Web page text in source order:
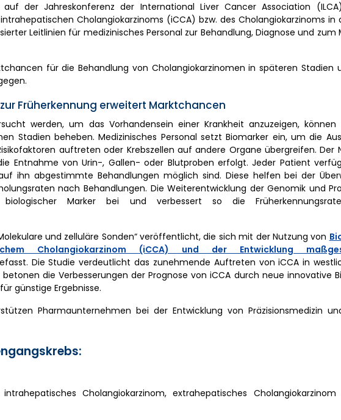
der Jahreskonferenz der International Liver Cancer Association
Cholangiokarzinoms (iCCA) bzw. des Cholangiokarzinoms in
Leitlinien für medizinisches Personal zur Behandlung, Diagnose und
für die Behandlung von Cholangiokarzinomen in späteren Stadien
Früherkennung erweitert Marktchancen
werden, um das Vorhandensein einer Krankheit anzuzeigen,
Stadien beheben. Medizinisches Personal setzt Biomarker ein, um die
auftreten oder Krebszellen auf andere Organe übergreifen. Der
Entnahme von Urin-, Gallen- oder Blutproben erfolgt. Jeder Patient
ihn abgestimmte Behandlungen möglich sind. Diese helfen bei der
nach Behandlungen. Die Weiterentwicklung der Genomik und
Marker bei und verbessert so die
und zelluläre Sonden“ veröffentlicht, die sich mit der Nutzung von
Cholangiokarzinom (iCCA) und der Entwicklung
Die Studie verdeutlicht das zunehmende Auftreten von iCCA in
die Verbesserungen der Prognose von iCCA durch neue innovative
günstige Ergebnisse.
Pharmaunternehmen bei der Entwicklung von Präzisionsmedizin
Cholangiokarzinom, extrahepatisches Cholangiokarzinom